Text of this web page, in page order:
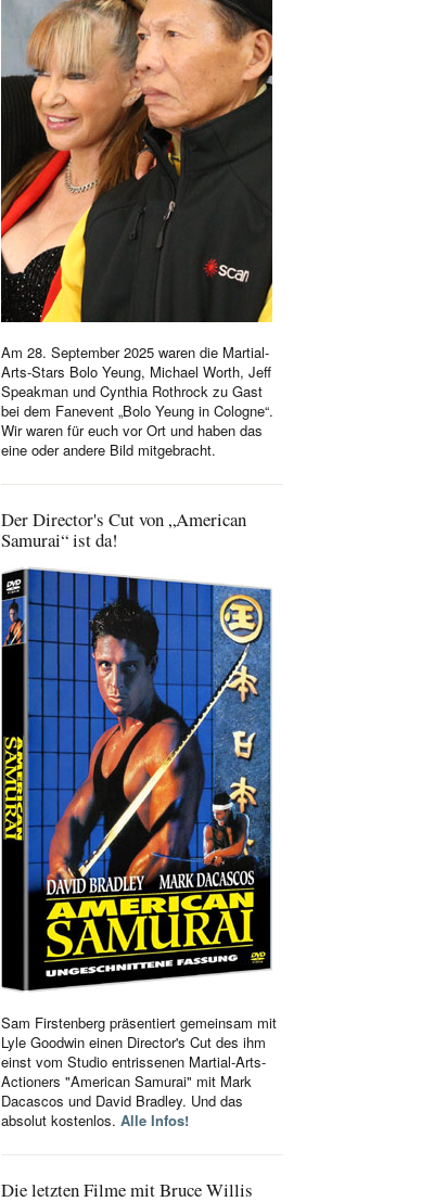
Am 28. September 2025 waren die Martial-
Arts-Stars Bolo Yeung, Michael Worth, Jeff
Speakman und Cynthia Rothrock zu Gast
bei dem Fanevent „Bolo Yeung in Cologne“.
Wir waren für euch vor Ort und haben das
eine oder andere Bild mitgebracht.
Der Director's Cut von „American
Samurai“ ist da!
Sam Firstenberg präsentiert gemeinsam mit
Lyle Goodwin einen Director's Cut des ihm
einst vom Studio entrissenen Martial-Arts-
Actioners "American Samurai" mit Mark
Dacascos und David Bradley. Und das
absolut kostenlos. Alle Infos!
Die letzten Filme mit Bruce Willis